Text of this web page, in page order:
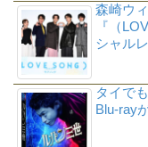
森崎ウ
『（
シャル
タイで
Blu-ray